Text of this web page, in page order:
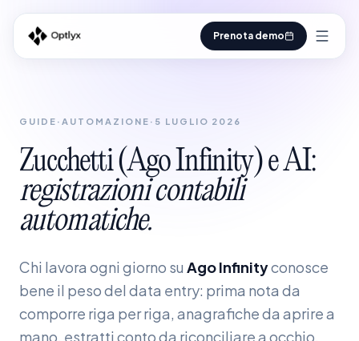
Prenota demo
GUIDE · AUTOMAZIONE · 5 LUGLIO 2026
Zucchetti(AgoInfinity)eAI:
registrazioni contabili
automatiche.
Chi lavora ogni giorno su Ago Infinityconosce
bene il peso del data entry: prima nota da
comporre riga per riga, anagrafiche da aprire a
mano, estratti conto da riconciliare a occhio.